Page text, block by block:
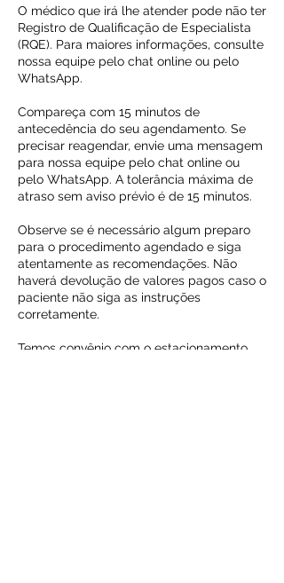
O médico que irá lhe atender pode não ter
Registro de Qualificação de Especialista
(RQE). Para maiores informações, consulte
nossa equipe pelo chat online ou pelo
WhatsApp.
Compareça com 15 minutos de
antecedência do seu agendamento. Se
precisar reagendar, envie uma mensagem
para nossa equipe pelo chat online ou
pelo WhatsApp. A tolerância máxima de
atraso sem aviso prévio é de 15 minutos.
Observe se é necessário algum preparo
para o procedimento agendado e siga
atentamente as recomendações. Não
haverá devolução de valores pagos caso o
paciente não siga as instruções
corretamente.
Temos convênio com o estacionamento